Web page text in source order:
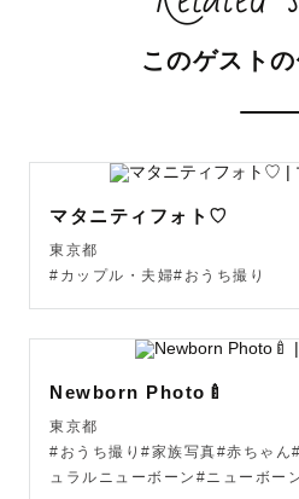
２歳の女の子を育てており、イ
います☺️
元々趣味でカメラをしていまし
娘とのお出かけが好きなので、
る写真を残しています🌸
都内だと昭和記念公園での撮影
年間パスポート勢ですので、お
このゲスト
マタニティフォト♡
東京都
#カップル・夫婦#おうち撮り
Newborn Photo🍼
東京都
#おうち撮り#家族写真#赤ちゃん
ュラルニューボーン#ニューボー